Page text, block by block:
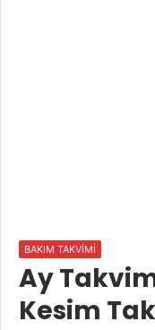
BAKIM TAKVİMİ
Ay
Kesim